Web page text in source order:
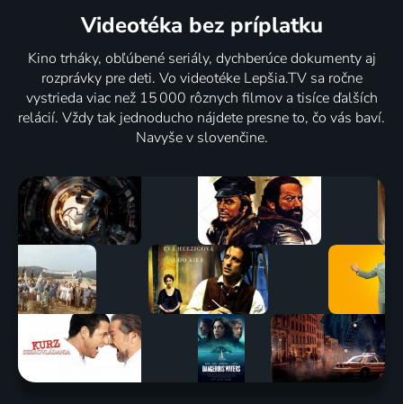
Videotéka bez príplatku
Kino trháky, obľúbené seriály, dychberúce dokumenty aj
rozprávky pre deti. Vo videotéke Lepšia.TV sa ročne
vystrieda viac než 15 000 rôznych filmov a tisíce ďalších
relácií. Vždy tak jednoducho nájdete presne to, čo vás baví.
Navyše v slovenčine.